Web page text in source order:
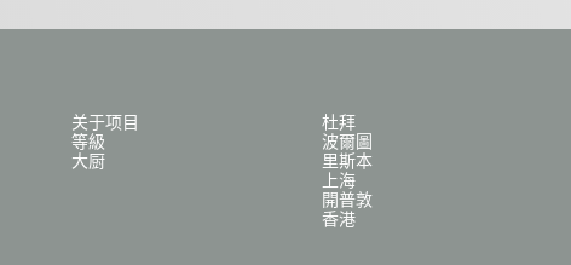
关于项目
等級
大厨
杜拜
波爾圖
里斯本
上海
開普敦
香港